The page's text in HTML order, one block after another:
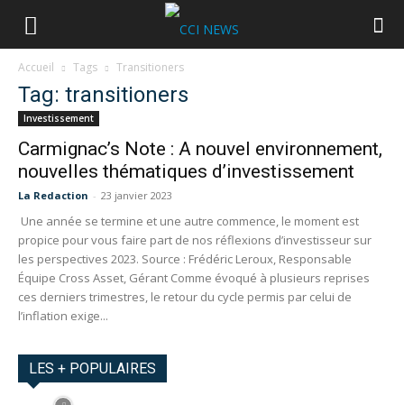
Accueil Tags Transitioners
Tag: transitioners
Investissement
Carmignac’s Note : A nouvel environnement,
nouvelles thématiques d’investissement
La Redaction - 23 janvier 2023
Une année se termine et une autre commence, le moment est
propice pour vous faire part de nos réflexions d’investisseur sur
les perspectives 2023. Source : Frédéric Leroux, Responsable
Équipe Cross Asset, Gérant Comme évoqué à plusieurs reprises
ces derniers trimestres, le retour du cycle permis par celui de
l’inflation exige...
LES + POPULAIRES